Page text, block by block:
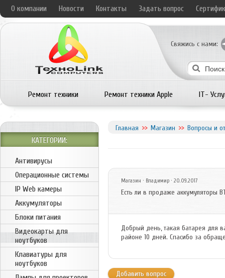
О компании Новости Контакты Задать вопрос
Свяжись с нами:
Ремонт техники Ремонт техники Apple IT-
Главная Магазин Вопросы и
Магазин · Владимир · 20.09.2017
Есть ли в продаже аккумуляторы
Добрый день, такая батарея для
районе 10 дней. Спасибо за
Добавить вопрос
КАТЕГОРИИ:
Антивирусы
Операционные системы
IP Web камеры
Аккумуляторы
Блоки питания
Видеокарты для
ноутбуков
Клавиатуры для
ноутбуков